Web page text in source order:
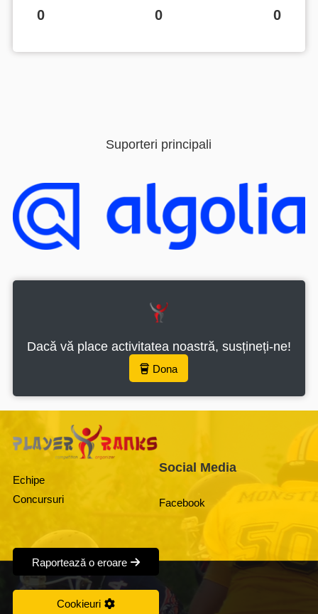
0 0 0
Suporteri principali
Dacă vă place activitatea noastră, susțineți-ne!
Dona
Echipe
Concursuri
Raportează o eroare
Cookieuri
Social Media
Facebook